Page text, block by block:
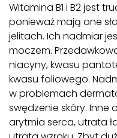
Witamina B1 i B2 jest
ponieważ mają one
jelitach. Ich nadmiar
moczem.
niacyny, kwasu
kwasu foliowego.
w problemach
swędzenie skóry.
arytmia serca, utrata